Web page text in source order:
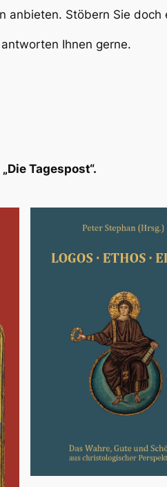
Stöbern Sie
Ihnen gerne.
Tagespost“.